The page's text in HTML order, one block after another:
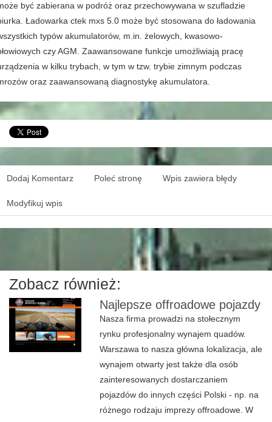
być zabierana w podróż oraz przechowywana w szufladzie
Ładowarka ctek mxs 5.0 może być stosowana do ładowania
typów akumulatorów, m.in. żelowych, kwasowo-
czy AGM. Zaawansowane funkcje umożliwiają pracę
w kilku trybach, w tym w tzw. trybie zimnym podczas
oraz zaawansowaną diagnostykę akumulatora.
Dodaj Komentarz Poleć stronę Wpis zawiera błędy
Modyfikuj wpis
Zobacz również:
Najlepsze offroadowe pojazdy
Nasza firma prowadzi na stołecznym
rynku profesjonalny wynajem quadów.
Warszawa to nasza główna lokalizacja, ale
wynajem otwarty jest także dla osób
zainteresowanych dostarczaniem
pojazdów do innych części Polski - np. na
różnego rodzaju imprezy offroadowe. W